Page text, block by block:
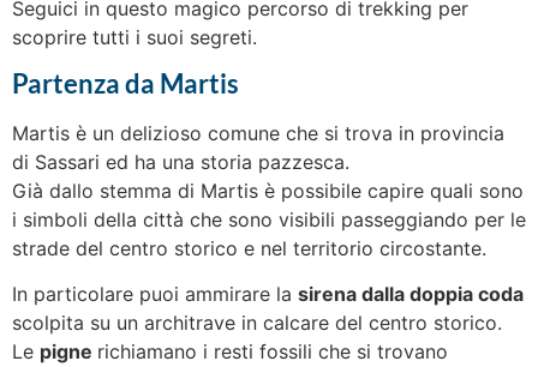
Seguici in questo magico percorso di trekking per
scoprire tutti i suoi segreti.
Partenza da Martis
Martis è un delizioso comune che si trova in provincia
di Sassari ed ha una storia pazzesca.
Già dallo stemma di Martis è possibile capire quali sono
i simboli della città che sono visibili passeggiando per le
strade del centro storico e nel territorio circostante.
In particolare puoi ammirare la sirena dalla doppia coda
scolpita su un architrave in calcare del centro storico.
Le pigne richiamano i resti fossili che si trovano